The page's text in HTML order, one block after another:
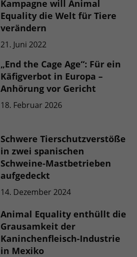
Kampagne will Animal
Equality die Welt für Tiere
verändern
21. Juni 2022
„End the Cage Age“: Für ein
Käfigverbot in Europa –
Anhörung vor Gericht
18. Februar 2026
Schwere Tierschutzverstöße
in zwei spanischen
Schweine-Mastbetrieben
aufgedeckt
14. Dezember 2024
Animal Equality enthüllt die
Grausamkeit der
Kaninchenfleisch-Industrie
in Mexiko